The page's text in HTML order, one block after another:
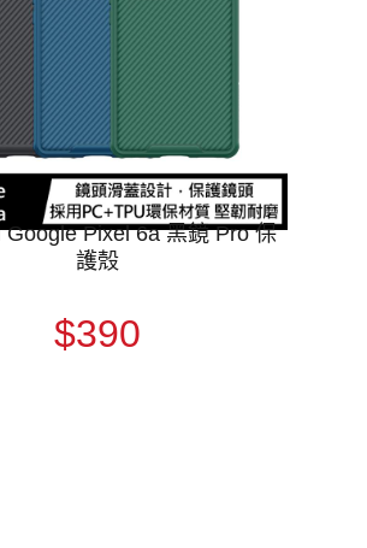
Google Pixel 6a 黑鏡 Pro 保
護殼
$390